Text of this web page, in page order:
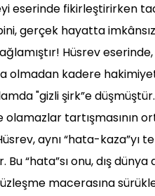
eserinde fikirleştirirken
gerçek hayatta
Hüsrev
olmadan kadere hakimiyet
"gizli şirk”e
tartışmasının
aynı “hata-kaza”yı
“hata”sı onu, dış dünya
macerasına